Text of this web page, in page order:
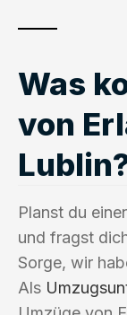
Was
von
Planst du
und fragst
Sorge, wir
Als